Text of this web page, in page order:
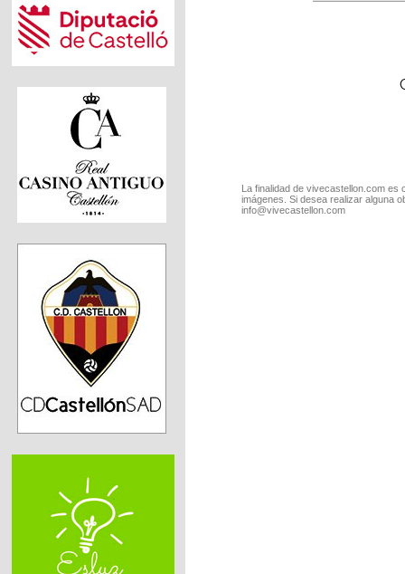
La finalidad de vivecastellon.com
imágenes. Si desea realizar alguna
info@vivecastellon.com